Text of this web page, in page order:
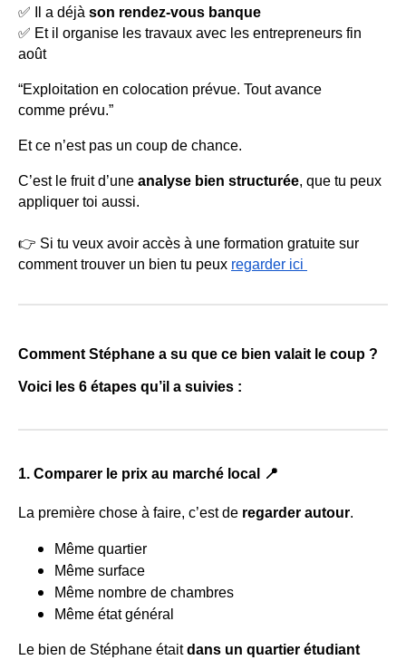
✅ Il a déjà son rendez-vous banque
✅ Et il organise les travaux avec les entrepreneurs fin
août
“Exploitation en colocation prévue. Tout avance
comme prévu.”
Et ce n’est pas un coup de chance.
C’est le fruit d’une analyse bien structurée, que tu peux
appliquer toi aussi.
👉 Si tu veux avoir accès à une formation gratuite sur
comment trouver un bien tu peux regarder ici
Comment Stéphane a su que ce bien valait le coup ?
Voici les 6 étapes qu’il a suivies :
1. Comparer le prix au marché local 📍
La première chose à faire, c’est de regarder autour.
Même quartier
Même surface
Même nombre de chambres
Même état général
Le bien de Stéphane étaitdans un quartier étudiant